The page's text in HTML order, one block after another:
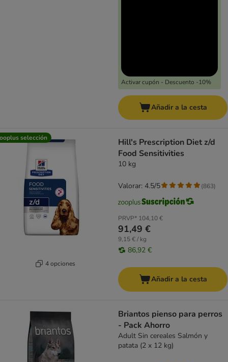
Activar cupón - Descuento -10%
Añadir a la cesta
selección
4 opciones
Hill's Prescription Diet z/d
Food Sensitivities
10 kg
PRVP* 104,10 €
91,49 €
9,15 € / kg
86,92 €
Valorar: 4.5/5 (863)
Añadir a la cesta
Briantos pienso para perros
- Pack Ahorro
Adult Sin cereales Salmón y
patata (2 x 12 kg)